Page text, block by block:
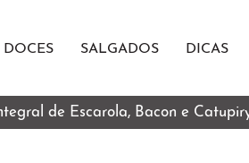
DOCES SALGADOS DICAS
de Escarola, Bacon e